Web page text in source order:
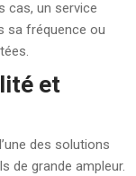
cas, un service
sa fréquence ou
et
des solutions
de grande ampleur.